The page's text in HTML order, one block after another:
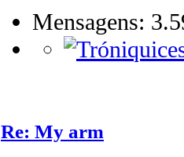
Mensagens:
Re: My arm